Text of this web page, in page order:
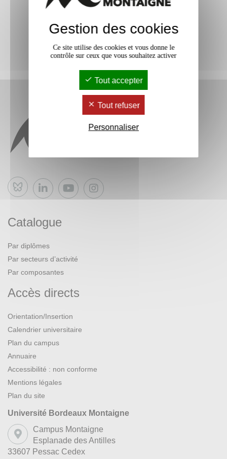
Bluesky
Catalogue
Par diplômes
Par secteurs d’activité
Par composantes
Accès directs
Orientation/Insertion
Calendrier universitaire
Plan du campus
Annuaire
Accessibilité : non conforme
Mentions légales
Plan du site
Université Bordeaux Montaigne
Campus Montaigne
Esplanade des Antilles
33607 Pessac Cedex
Gestion des cookies
Ce site utilise des cookies et vous donne le
contrôle sur ceux que vous souhaitez activer
Tout accepter
Tout refuser
Personnaliser